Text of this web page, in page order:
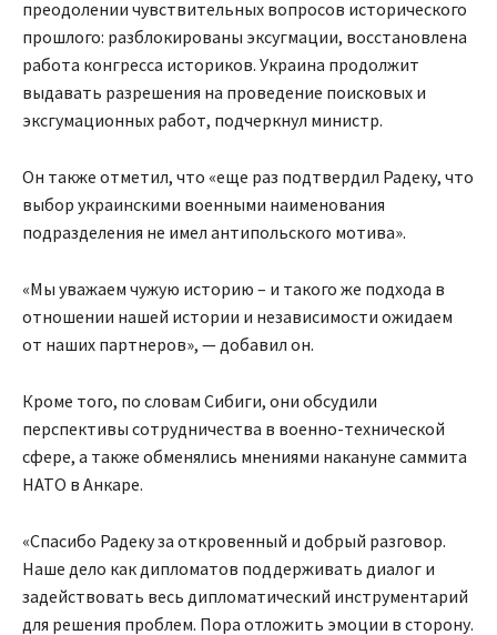
преодолении чувствительных вопросов исторического
прошлого: разблокированы эксугмации, восстановлена
работа конгресса историков. Украина продолжит
выдавать разрешения на проведение поисковых и
эксгумационных работ, подчеркнул министр.
Он также отметил, что «еще раз подтвердил Радеку, что
выбор украинскими военными наименования
подразделения не имел антипольского мотива».
«Мы уважаем чужую историю – и такого же подхода в
отношении нашей истории и независимости ожидаем
от наших партнеров», — добавил он.
Кроме того, по словам Сибиги, они обсудили
перспективы сотрудничества в военно-технической
сфере, а также обменялись мнениями накануне саммита
НАТО в Анкаре.
«Спасибо Радеку за откровенный и добрый разговор.
Наше дело как дипломатов поддерживать диалог и
задействовать весь дипломатический инструментарий
для решения проблем. Пора отложить эмоции в сторону.